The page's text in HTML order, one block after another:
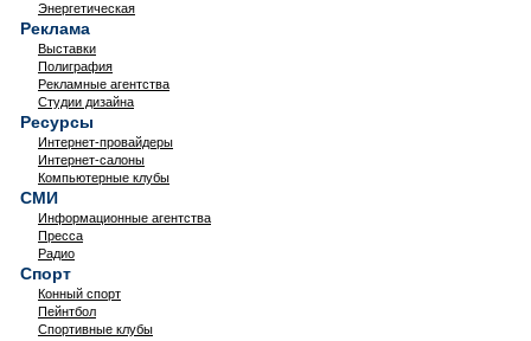
Энергетическая
Реклама
Выставки
Полиграфия
Рекламные агентства
Студии дизайна
Ресурсы
Интернет-провайдеры
Интернет-салоны
Компьютерные клубы
СМИ
Информационные агентства
Пресса
Радио
Спорт
Конный спорт
Пейнтбол
Спортивные клубы